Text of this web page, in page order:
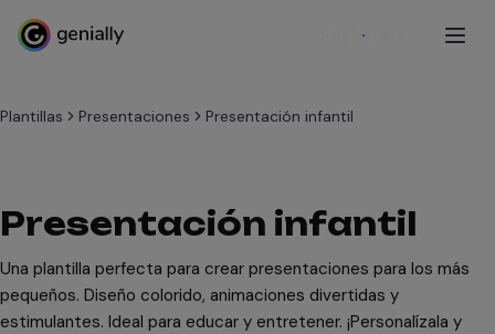
Regístrate
Plantillas Presentaciones Presentación infantil
Presentación infantil
Una plantilla perfecta para crear presentaciones para los más
pequeños. Diseño colorido, animaciones divertidas y
estimulantes. Ideal para educar y entretener. ¡Personalízala y